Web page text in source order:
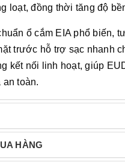
loạt, đồng thời tăng độ
ổ cắm EIA phổ biến,
trước hỗ trợ sạc nhanh
kết nối linh hoạt, giúp
an toàn.
HÀNG